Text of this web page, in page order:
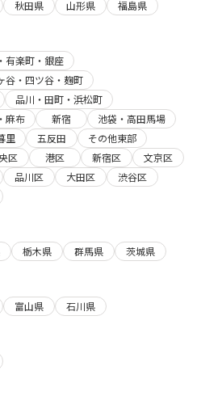
秋田県 山形県
福島県
有楽町・銀座
谷・四ツ谷・麹町
品川・田町・浜松町
麻布 新宿
池袋・高田馬場
里 五反田
その他東部
区 港区 新宿区
文京区
品川区 大田区
渋谷区
栃木県 群馬県
茨城県
富山県
石川県